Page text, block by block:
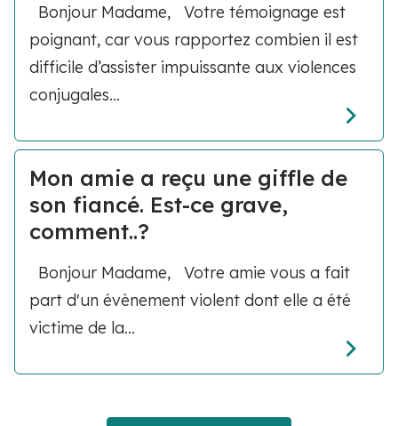
Bonjour Madame, Votre témoignage est
poignant, car vous rapportez combien il est
difficile d’assister impuissante aux violences
conjugales...
Mon amie a reçu une giffle de
son fiancé. Est-ce grave,
comment..?
Bonjour Madame, Votre amie vous a fait
part d'un évènement violent dont elle a été
victime de la...